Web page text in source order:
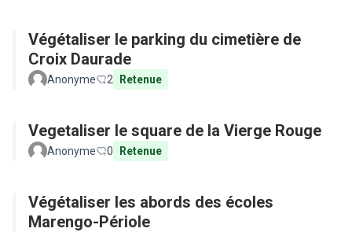
Végétaliser le parking du cimetière de
Croix Daurade
Anonyme 2 Retenue
Vegetaliser le square de la Vierge Rouge
Anonyme 0 Retenue
Végétaliser les abords des écoles
Marengo-Périole